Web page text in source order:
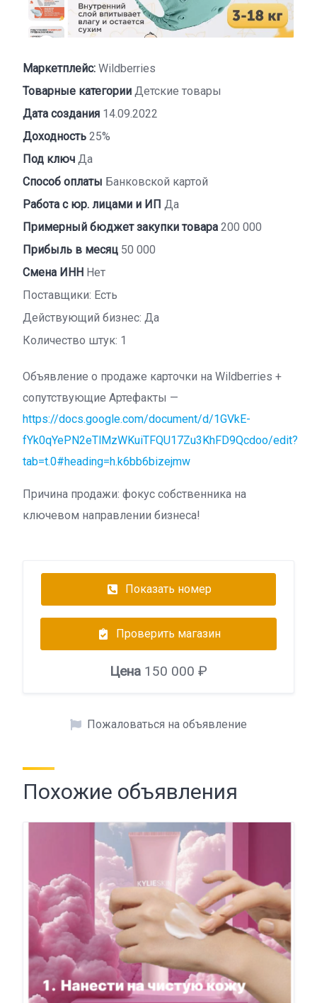
Маркетплейс: Wildberries
Товарные категории Детские товары
Дата создания 14.09.2022
Доходность 25%
Под ключ Да
Способ оплаты Банковской картой
Работа с юр. лицами и ИП Да
Примерный бюджет закупки товара 200 000
Прибыль в месяц 50 000
Смена ИНН Нет
Поставщики: Есть
Действующий бизнес: Да
Количество штук: 1
Объявление о продаже карточки на Wildberries +
сопутствующие Артефакты —
https://docs.google.com/document/d/1GVkE-
fYk0qYePN2eTlMzWKuiTFQU17Zu3KhFD9Qcdoo/edit?
tab=t.0#heading=h.k6bb6bizejmw
Причина продажи: фокус собственника на
ключевом направлении бизнеса!
Показать номер
Проверить магазин
Цена 150 000 ₽
Пожаловаться на объявление
Похожие объявления